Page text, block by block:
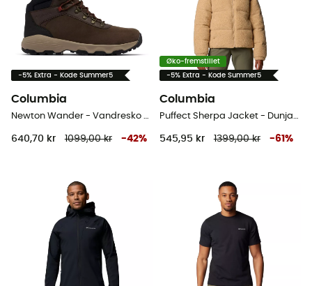
-5% Extra - Kode Summer5
Columbia
Newton Wander - Vandresko - Herrer
640,70 kr 1099,00 kr -42%
Øko-fremstillet
-5% Extra - Kode Summer5
Columbia
Puffect Sherpa Jacket - Dunjakke - Damer
545,95 kr 1399,00 kr -61 %